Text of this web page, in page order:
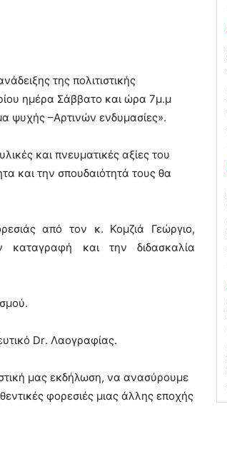
της πολιτιστικής
ημέρα Σάββατο και ώρα 7μ.μ
ψυχής –Αρτινών ενδυμασίες».
και πνευματικές αξίες του
και την σπουδαιότητά τους θα
από τον κ. Κομζιά Γεώργιο,
καταγραφή και την διδασκαλία
Dr. Λαογραφίας.
μας εκδήλωση, να ανασύρουμε
φορεσιές μιας άλλης εποχής